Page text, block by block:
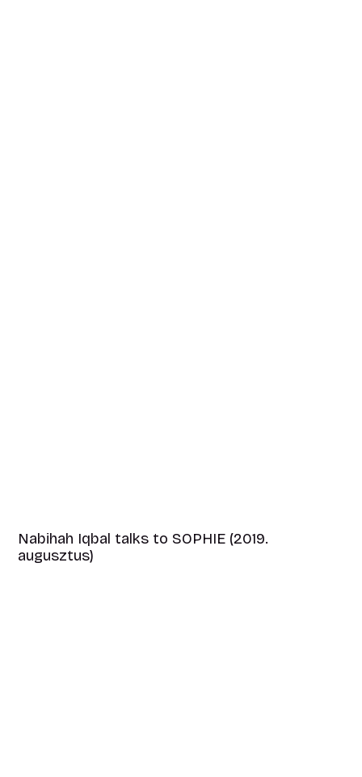
Nabihah Iqbal talks to SOPHIE (2019.
augusztus)